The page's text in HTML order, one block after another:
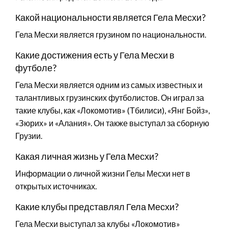
Какой национальности является Гела Месхи?
Гела Месхи является грузином по национальности.
Какие достижения есть у Гела Месхи в
футболе?
Гела Месхи является одним из самых известных и
талантливых грузинских футболистов. Он играл за
такие клубы, как «Локомотив» (Тбилиси), «Янг Бойз»,
«Зюрих» и «Алания». Он также выступал за сборную
Грузии.
Какая личная жизнь у Гела Месхи?
Информации о личной жизни Гелы Месхи нет в
открытых источниках.
Какие клубы представлял Гела Месхи?
Гела Месхи выступал за клубы «Локомотив»